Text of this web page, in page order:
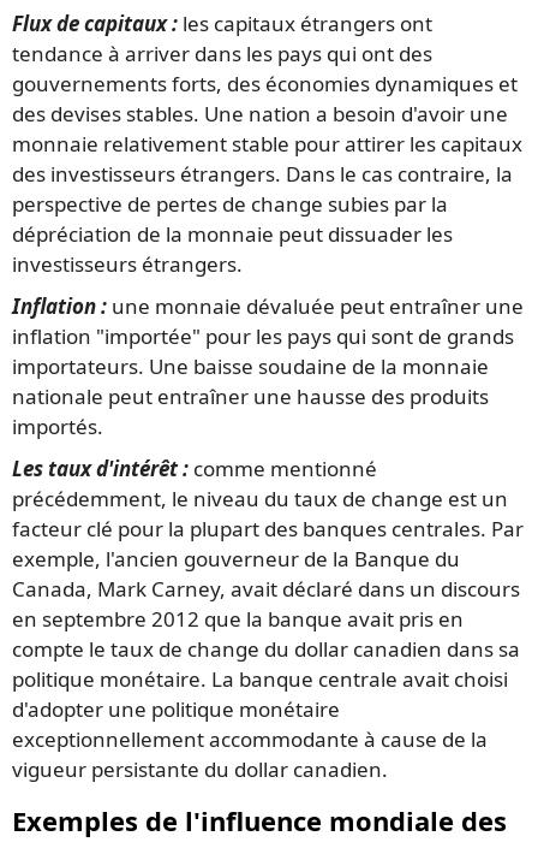
Flux de capitaux : les capitaux étrangers ont
tendance à arriver dans les pays qui ont des
gouvernements forts, des économies dynamiques et
des devises stables. Une nation a besoin d'avoir une
monnaie relativement stable pour attirer les capitaux
des investisseurs étrangers. Dans le cas contraire, la
perspective de pertes de change subies par la
dépréciation de la monnaie peut dissuader les
investisseurs étrangers.
Inflation : une monnaie dévaluée peut entraîner une
inflation "importée" pour les pays qui sont de grands
importateurs. Une baisse soudaine de la monnaie
nationale peut entraîner une hausse des produits
importés.
Les taux d'intérêt : comme mentionné
précédemment, le niveau du taux de change est un
facteur clé pour la plupart des banques centrales. Par
exemple, l'ancien gouverneur de la Banque du
Canada, Mark Carney, avait déclaré dans un discours
en septembre 2012 que la banque avait pris en
compte le taux de change du dollar canadien dans sa
politique monétaire. La banque centrale avait choisi
d'adopter une politique monétaire
exceptionnellement accommodante à cause de la
vigueur persistante du dollar canadien.
Exemples de l'influence mondiale des